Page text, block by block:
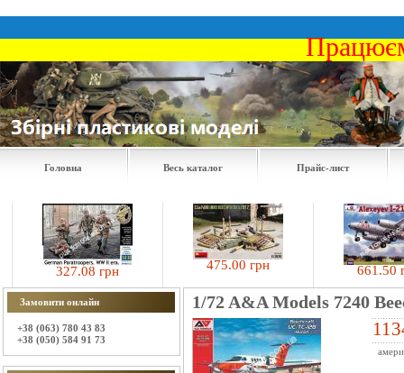
Головна Весь каталог Прайс-лист
327.08 грн 475.00 грн 661.50 грн
Замовити онлайн
+38 (063) 780 43 83
+38 (050) 584 91 73
1/72 A&A Models 7240